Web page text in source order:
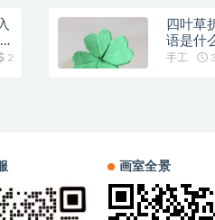
2
四叶草
语是什
手工
画室全景